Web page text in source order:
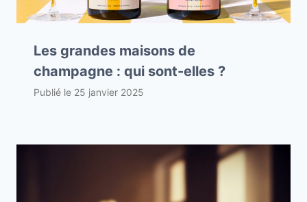
Les grandes maisons de
champagne : qui sont-elles ?
Publié le 25 janvier 2025